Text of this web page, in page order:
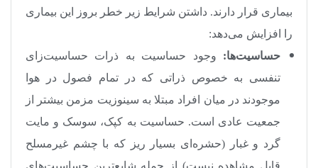
بیماری قرار دارند. داشتن شرایط زیر خطر بروز این بیماری
را افزایش می‌دهد:
حساسیت‌ها: وجود حساسیت به ذرات حساسیت‌زای
تنفسی به خصوص ذراتی که در تمام فصول در هوا
موجودند در میان افراد مبتلا به سینوزیت مزمن بیشتر از
جمعیت عادی است. حساسیت به کپک، سوسک و مایت
گرد و غبار (حشره‌ای بسیار ریز که با چشم غیرمسلح
قابل مشاهده نیست) از جمله شایع‌ترین حساسیت‌های